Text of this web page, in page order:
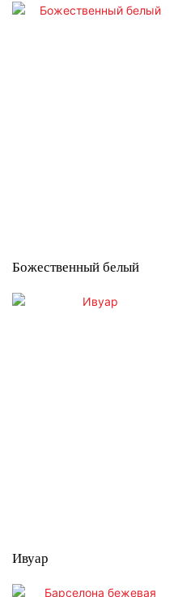
Божественный белый
Ивуар